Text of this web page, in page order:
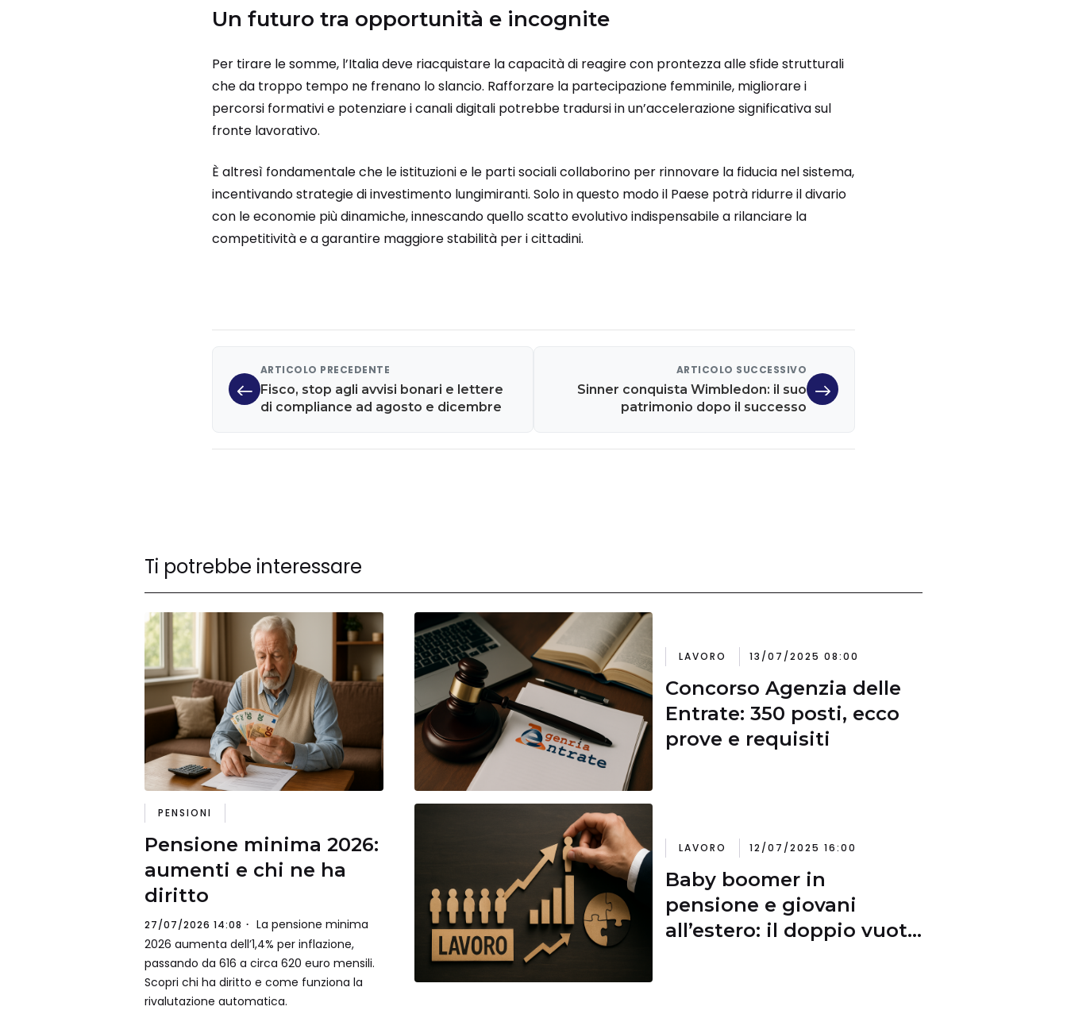
Un futuro tra opportunità e incognite
Per tirare le somme, l’Italia deve riacquistare la capacità di reagire con prontezza alle sfide strutturali
che da troppo tempo ne frenano lo slancio. Rafforzare la partecipazione femminile, migliorare i
percorsi formativi e potenziare i canali digitali potrebbe tradursi in un’accelerazione significativa sul
fronte lavorativo.
È altresì fondamentale che le istituzioni e le parti sociali collaborino per rinnovare la fiducia nel sistema,
incentivando strategie di investimento lungimiranti. Solo in questo modo il Paese potrà ridurre il divario
con le economie più dinamiche, innescando quello scatto evolutivo indispensabile a rilanciare la
competitività e a garantire maggiore stabilità per i cittadini.
ARTICOLO PRECEDENTE
Fisco, stop agli avvisi bonari e lettere
di compliance ad agosto e dicembre
ARTICOLO SUCCESSIVO
Sinner conquista Wimbledon: il suo
patrimonio dopo il successo
Ti potrebbe interessare
PENSIONI
Pensione minima 2026:
aumenti e chi ne ha
diritto
27/07/2026 14:08
La pensione minima
2026 aumenta dell’1,4% per inflazione,
passando da 616 a circa 620 euro mensili.
Scopri chi ha diritto e come funziona la
rivalutazione automatica.
LAVORO 13/07/2025 08:00
Concorso Agenzia delle
Entrate: 350 posti, ecco
prove e requisiti
LAVORO 12/07/2025 16:00
Baby boomer in
pensione e giovani
all’estero: il doppio vuoto